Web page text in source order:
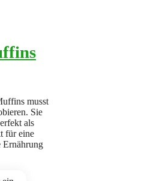
musst
Sie
als
für eine
Ernährung